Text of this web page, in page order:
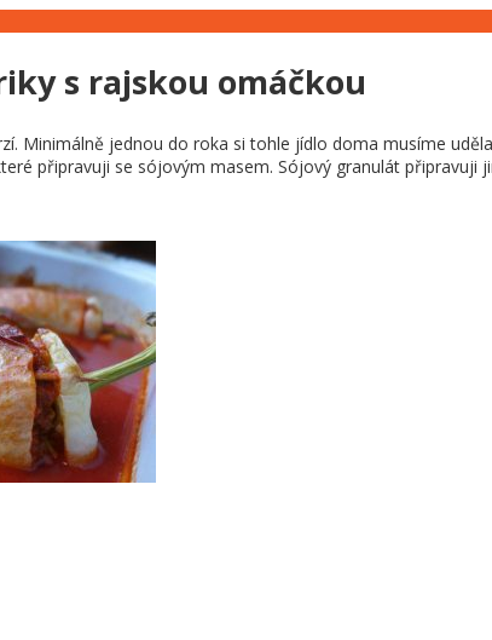
s rajskou omáčkou
Minimálně jednou do roka si tohle jídlo doma musíme
připravuji se sójovým masem. Sójový granulát